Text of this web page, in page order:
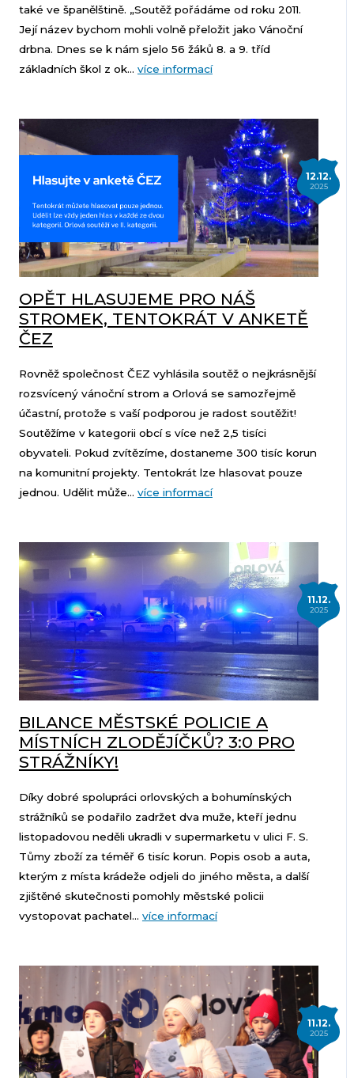
také ve španělštině. „Soutěž pořádáme od roku 2011.
Její název bychom mohli volně přeložit jako Vánoční
drbna. Dnes se k nám sjelo 56 žáků 8. a 9. tříd
základních škol z ok... více informací
12.12.
2025
OPĚT HLASUJEME PRO NÁŠ
STROMEK, TENTOKRÁT V ANKETĚ
ČEZ
Rovněž společnost ČEZ vyhlásila soutěž o nejkrásnější
rozsvícený vánoční strom a Orlová se samozřejmě
účastní, protože s vaší podporou je radost soutěžit!
Soutěžíme v kategorii obcí s více než 2,5 tisíci
obyvateli. Pokud zvítězíme, dostaneme 300 tisíc korun
na komunitní projekty. Tentokrát lze hlasovat pouze
jednou. Udělit může... více informací
11.12.
2025
BILANCE MĚSTSKÉ POLICIE A
MÍSTNÍCH ZLODĚJÍČKŮ? 3:0 PRO
STRÁŽNÍKY!
Díky dobré spolupráci orlovských a bohumínských
strážníků se podařilo zadržet dva muže, kteří jednu
listopadovou neděli ukradli v supermarketu v ulici F. S.
Tůmy zboží za téměř 6 tisíc korun. Popis osob a auta,
kterým z místa krádeže odjeli do jiného města, a další
zjištěné skutečnosti pomohly městské policii
vystopovat pachatel... více informací
11.12.
2025